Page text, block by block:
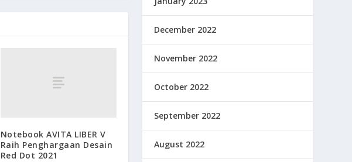
Notebook AVITA LIBER V
Raih Penghargaan Desain
Red Dot 2021
December 2022
November 2022
October 2022
September 2022
August 2022